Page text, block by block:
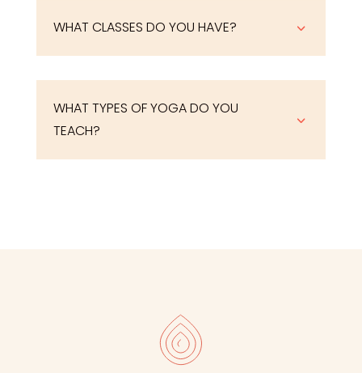
3
WHAT CLASSES DO YOU HAVE?
3
WHAT TYPES OF YOGA DO YOU
TEACH?